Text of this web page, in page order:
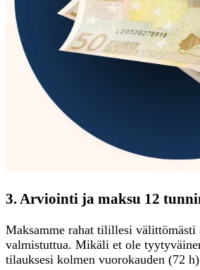
3. Arviointi ja maksu 12
Maksamme rahat tilillesi välittömästi
valmistuttua. Mikäli et ole
tilauksesi kolmen vuorokauden (72